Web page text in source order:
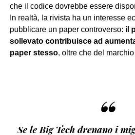
che il codice dovrebbe essere
In realtà, la rivista ha un interesse
pubblicare un paper controverso: il
sollevato contribuisce ad
paper stesso, oltre che del marchio
“
Se le Big Tech drenano i